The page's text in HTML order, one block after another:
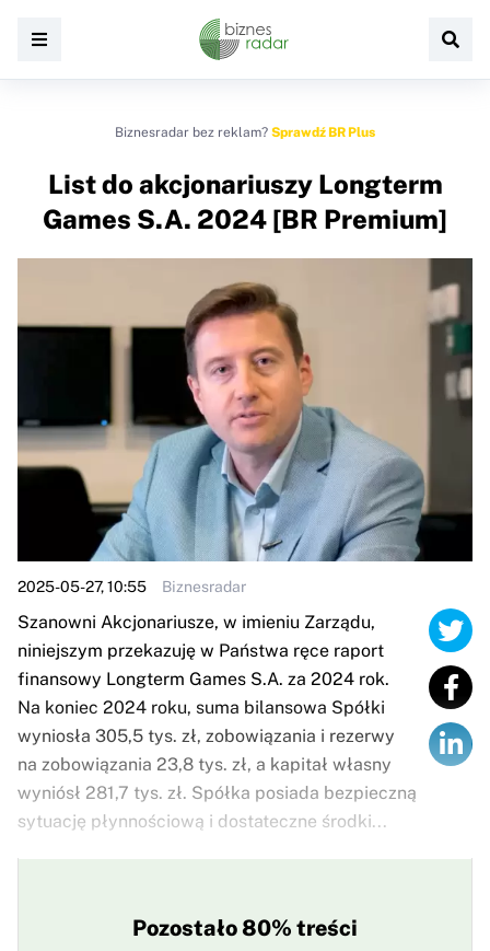
Biznesradar bez reklam? Sprawdź BR Plus
List do akcjonariuszy Longterm
Games S.A. 2024 [BR Premium]
2025-05-27, 10:55 Biznesradar
Szanowni Akcjonariusze, w imieniu Zarządu,
niniejszym przekazuję w Państwa ręce raport
finansowy Longterm Games S.A. za 2024 rok.
Na koniec 2024 roku, suma bilansowa Spółki
wyniosła 305,5 tys. zł, zobowiązania i rezerwy
na zobowiązania 23,8 tys. zł, a kapitał własny
wyniósł 281,7 tys. zł. Spółka posiada bezpieczną
sytuację płynnościową i dostateczne środki...
Pozostało 80% treści